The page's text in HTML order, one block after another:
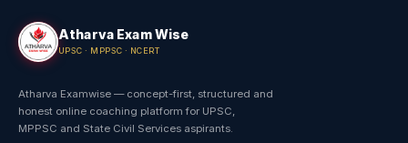
Atharva Exam Wise
UPSC · MPPSC · NCERT
Atharva Examwise — concept-first, structured and
honest online coaching platform for UPSC,
MPPSC and State Civil Services aspirants.